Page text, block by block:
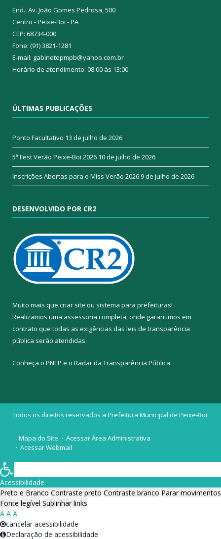
End.: Av. João Gomes Pedrosa, 500
Centro - Peixe-Boi - PA
CEP: 68734-000
Fone: (91) 3821-1281
E-mail: gabinetepmpb@yahoo.com.br
Horário de atendimento: 08:00 às 13:00
ÚLTIMAS PUBLICAÇÕES
Ponto Facultativo 13 de julho de 2026
5ª Fest Verão Peixe-Boi 2026 10 de julho de 2026
Inscrições Abertas para o Miss Verão 20269 de julho de 2026
DESENVOLVIDO POR CR2
Muito mais que criar site ou sistema para prefeituras!
Realizamos uma assessoria completa, onde garantimos em
contrato que todas as exigências das leis de transparência
pública serão atendidas.
Conheça o PNTP e o Radar da Transparência Pública
Todos os direitos reservados a Prefeitura Municipal de Peixe-Boi.
Mapa do Site
Acessar Área Administrativa
Acessar Webmail
Acessibilidade
Preto e Branco Contraste preto Contraste branco Parar movimentos
Fonte legível Sublinhar links
A A A
cancelar acessibilidade
Declaração de acessibilidade